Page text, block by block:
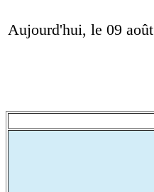
Aujourd'hui, le 09